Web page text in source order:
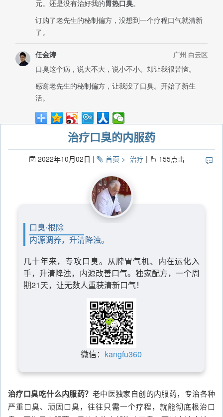
治疗口臭的内服药
2022年10月02日 首页 治疗 155点击
口臭·根除
内源调养，升清降浊。
几十年来，专攻口臭。从脾胃气机、内在运化入
手，升清降浊，内源改善口气。独家配方，一个周
期21天，让无数人重获清新口气！
微信： kangfu360
治疗口臭吃什么内服药？ 老中医独家自创的内服药，专治各种
严重口臭、顽固口臭，往往只需一个疗程，就能彻底根治口